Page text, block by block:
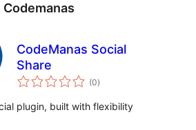
Codemanas
CodeManas Social
Share
(0總
評)
plugin, built with flexibility